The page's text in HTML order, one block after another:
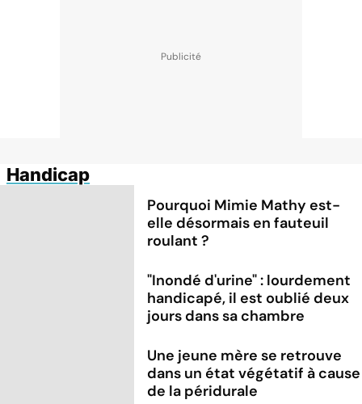
Handicap
Pourquoi Mimie Mathy est-
elle désormais en fauteuil
roulant ?
"Inondé d'urine" : lourdement
handicapé, il est oublié deux
jours dans sa chambre
Une jeune mère se retrouve
dans un état végétatif à cause
de la péridurale